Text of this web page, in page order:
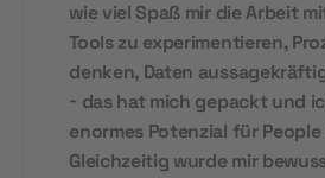
wie viel Spaß mir die Arbeit
Tools zu experimentieren,
denken, Daten
- das hat mich gepackt und
enormes Potenzial für People
Gleichzeitig wurde mir